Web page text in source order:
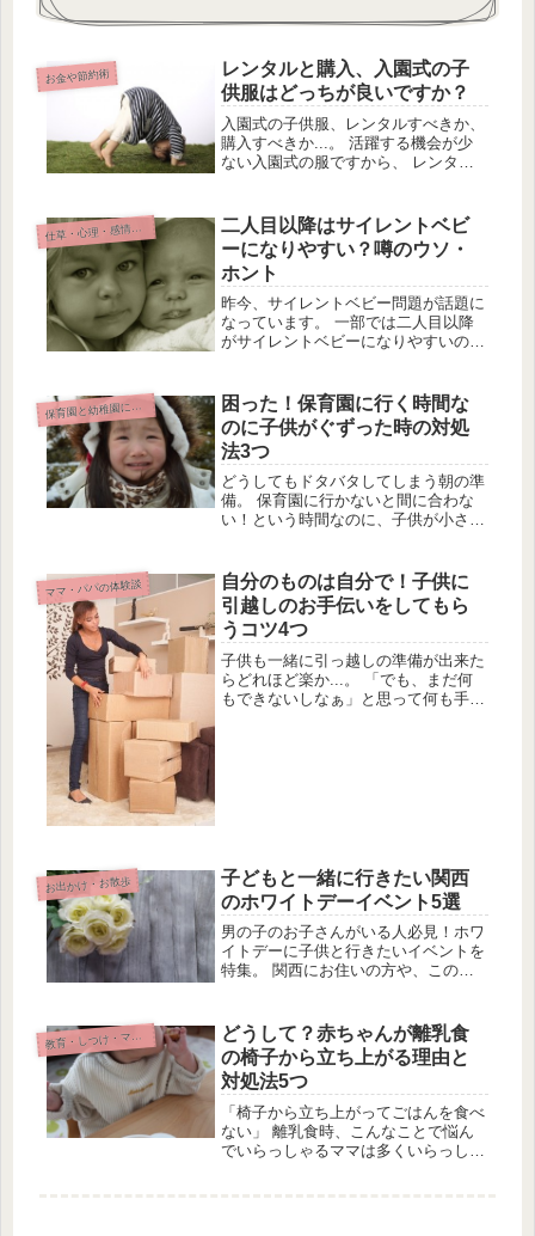
お金や節約術
レンタルと購入、入園式の子
供服はどっちが良いですか？
入園式の子供服、レンタルすべきか、
購入すべきか...。 活躍する機会が少
ない入園式の服ですから、 レンタル
なはレンタルしているのか購入してい
るのか、 どういった場所でレンタ...
仕
草・心理・感情・情緒
二人目以降はサイレントベビ
ーになりやすい？噂のウソ・
ホント
昨今、サイレントベビー問題が話題に
なっています。 一部では二人目以降
がサイレントベビーになりやすいので
か、その原因とその真偽について調査
してみました！ 二人目以降希望の方
や、...
保
育園と幼稚園について
困った！保育園に行く時間な
のに子供がぐずった時の対処
法3つ
どうしてもドタバタしてしまう朝の準
備。 保育園に行かないと間に合わな
い！という時間なのに、子供が小さな
う...。 というトラブルにあったこと
はありませんか？ 仕儀とをしている
マ...
ママ・パパの体験談
自分のものは自分で！子供に
引越しのお手伝いをしてもら
うコツ4つ
子供も一緒に引っ越しの準備が出来た
らどれほど楽か...。 「でも、まだ何
もできないしなぁ」と思って何も手伝
お出かけ・お散歩
子どもと一緒に行きたい関西
のホワイトデーイベント5選
男の子のお子さんがいる人必見！ホワ
イトデーに子供と行きたいイベントを
特集。 関西にお住いの方や、この時
ーをイベントでより楽しみましょ
う！ 大阪・ホワイトデー工作 ロボチ
ッチ...
教育・しつけ・マナーのコツ
どうして？赤ちゃんが離乳食
の椅子から立ち上がる理由と
対処法5つ
「椅子から立ち上がってごはんを食べ
ない」 離乳食時、こんなことで悩ん
でいらっしゃるママは多くいらっしゃ